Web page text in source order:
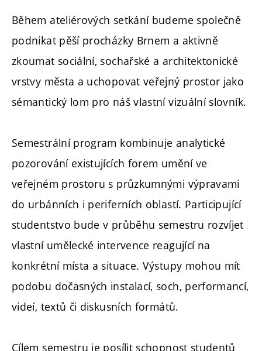
Během ateliérových setkání budeme společně
podnikat pěší procházky Brnem a aktivně
zkoumat sociální, sochařské a architektonické
vrstvy města a uchopovat veřejný prostor jako
sémantický lom pro náš vlastní vizuální slovník.
Semestrální program kombinuje analytické
pozorování existujících forem umění ve
veřejném prostoru s průzkumnými výpravami
do urbánních i periferních oblastí. Participující
studentstvo bude v průběhu semestru rozvíjet
vlastní umělecké intervence reagující na
konkrétní místa a situace. Výstupy mohou mít
podobu dočasných instalací, soch, performancí,
videí, textů či diskusních formátů.
Cílem semestru je posílit schopnost studentů